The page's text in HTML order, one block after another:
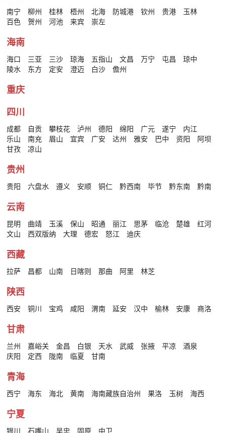
南宁 柳州 桂林 梧州 北海 防城港 钦州 贵港
玉林
百色
贺州 河池 来宾 崇左
海南
海口 三亚 三沙 琼海 五指山 文昌 万宁 屯昌
琼中
陵水
东方 定安 澄迈 白沙 儋州
重庆
四川
成都 自贡 攀枝花 泸州 德阳 绵阳 广元 遂宁
内江
乐山
南充 眉山 宜宾 广安 达州 雅安 巴中 资阳
阿坝
甘孜
凉山
贵州
贵阳 六盘水 遵义 安顺 铜仁 黔西南 毕节 黔东南 黔南
云南
昆明 曲靖 玉溪 保山 昭通 丽江 思茅 临沧 楚雄
红河
文山
西双版纳 大理 德宏 怒江 迪庆
西藏
拉萨 昌都 山南 日喀则 那曲 阿里 林芝
陕西
西安 铜川 宝鸡 咸阳 渭南 延安 汉中 榆林 安康 商洛
甘肃
兰州 嘉峪关 金昌 白银 天水 武威 张掖 平凉
酒泉
庆阳
定西 陇南 临夏 甘南
青海
西宁 海东 海北 黄南 海南藏族自治州 果洛 玉树 海西
宁夏
银川 石嘴山 吴忠 固原 中卫